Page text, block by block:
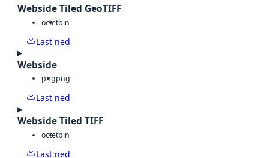
Webside Tiled GeoTIFF
octetbin
Last ned
Webside
pngpng
Last ned
Webside Tiled TIFF
octetbin
Last ned